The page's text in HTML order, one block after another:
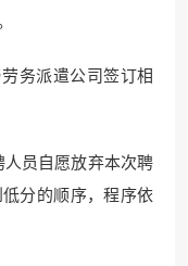
务派遣公司签订相
员自愿放弃本次聘
分的顺序，程序依